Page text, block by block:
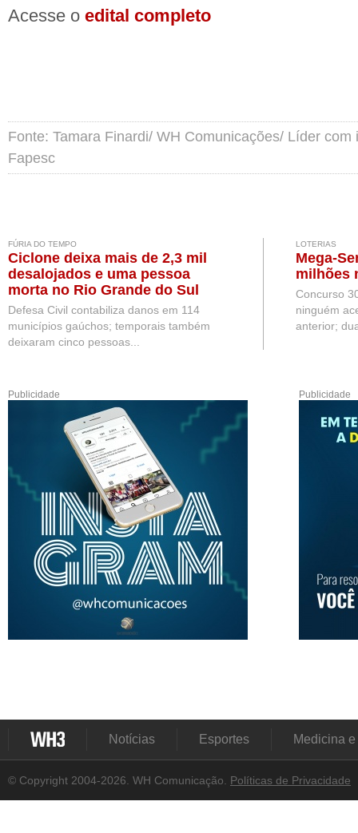
Acesse o edital completo
Fonte: Tamara Finardi/ WH Comunicações/ Líder com
Fapesc
FÚRIA DO TEMPO
Ciclone deixa mais de 2,3 mil
desalojados e uma pessoa
morta no Rio Grande do Sul
Defesa Civil contabiliza danos em 114
municípios gaúchos; temporais também
deixaram cinco pessoas...
LOTERIAS
Mega-
milhões
Concurso
ninguém
anterior;
Publicidade Publicidade
Notícias Esportes Medicina
© Copyright 2004-2026. WH Comunicação. Políticas de Privacidade